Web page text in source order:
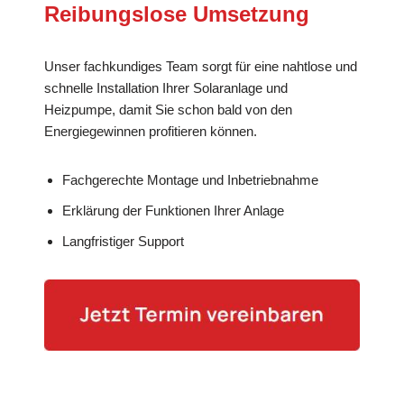
Reibungslose Umsetzung
Unser fachkundiges Team sorgt für eine nahtlose und
schnelle Installation Ihrer Solaranlage und
Heizpumpe, damit Sie schon bald von den
Energiegewinnen profitieren können.
Fachgerechte Montage und Inbetriebnahme
Erklärung der Funktionen Ihrer Anlage
Langfristiger Support